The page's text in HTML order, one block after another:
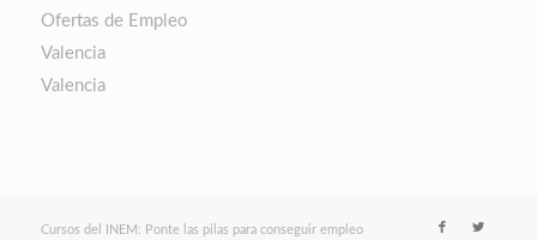
Ofertas de Empleo
Valencia
Valencia
Cursos del INEM: Ponte las pilas para conseguir empleo